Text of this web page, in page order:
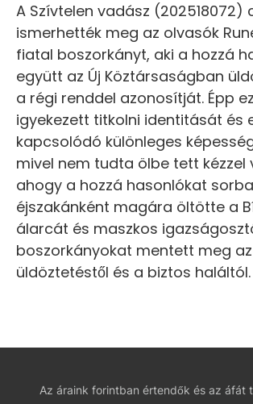
A Szívtelen vadász (202518072)
ismerhették meg az olvasók
fiatal boszorkányt, aki a hozzá
együtt az Új Köztársaságban
a régi renddel azonosítját. Épp
igyekezett titkolni identitását és
kapcsolódó különleges
mivel nem tudta ölbe tett kézzel
ahogy a hozzá hasonlókat
éjszakánként magára öltötte a
álarcát és maszkos
boszorkányokat mentett meg az
üldöztetéstől és a biztos haláltól.
Az áraink forintban értendők és az áfát